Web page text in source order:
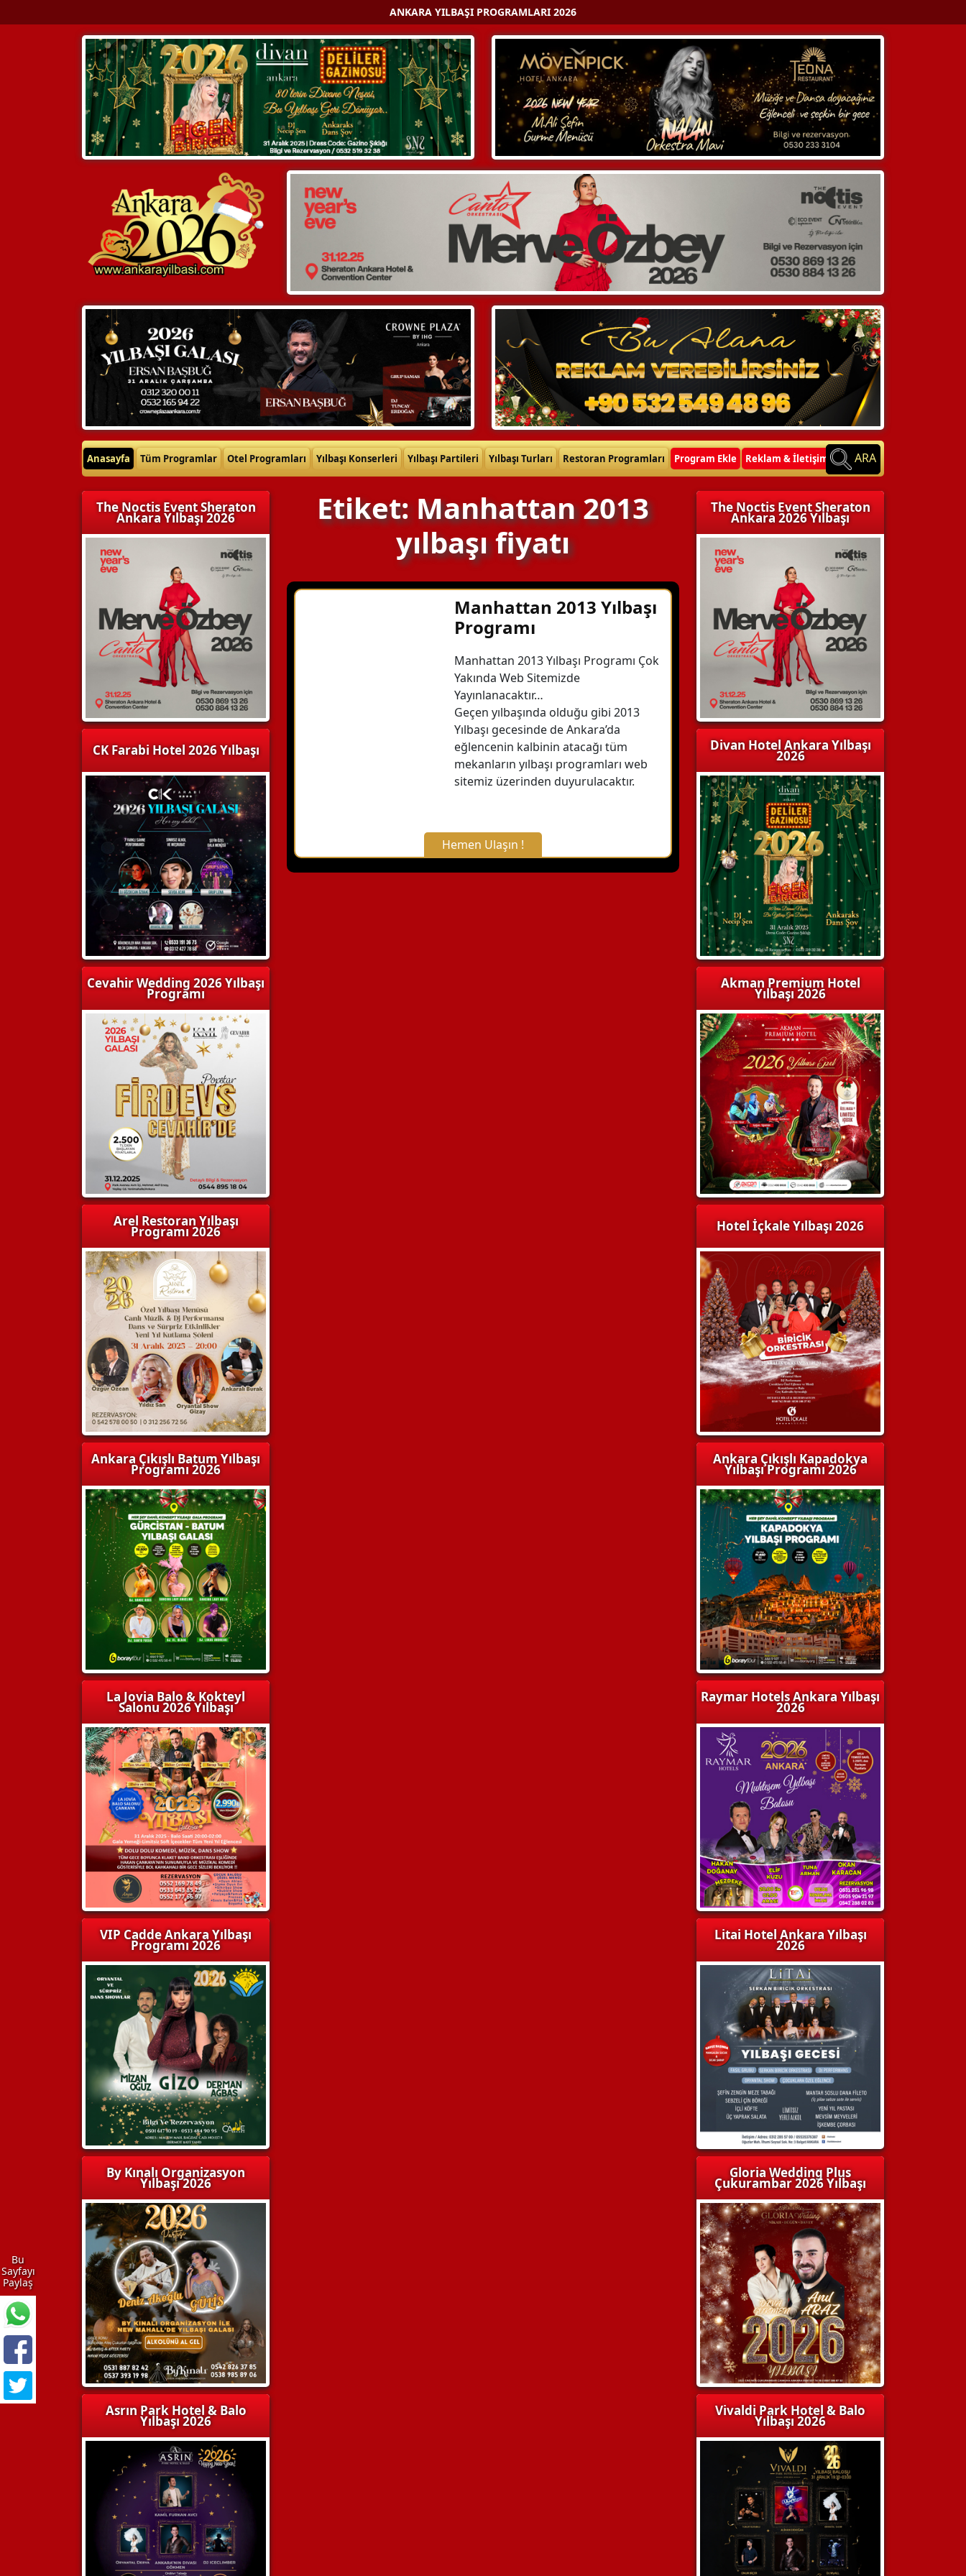
ANKARA YILBAŞI PROGRAMLARI 2026
Anasayfa Tüm Programlar Otel Programları Yılbaşı Konserleri Yılbaşı Partileri Yılbaşı Turları Restoran Programları Program Ekle Reklam & İletişim ARA
The Noctis Event Sheraton
Ankara Yılbaşı 2026
CK Farabi Hotel 2026 Yılbaşı
Cevahir Wedding 2026 Yılbaşı
Programı
Arel Restoran Yılbaşı
Programı 2026
Ankara Çıkışlı Batum Yılbaşı
Programı 2026
La Jovia Balo & Kokteyl
Salonu 2026 Yılbaşı
VIP Cadde Ankara Yılbaşı
Programı 2026
By Kınalı Organizasyon
Yılbaşı 2026
Asrın Park Hotel & Balo
Yılbaşı 2026
Etiket: Manhattan 2013
yılbaşı fiyatı
Manhattan 2013 Yılbaşı
Programı
Manhattan 2013 Yılbaşı Programı Çok
Yakında Web Sitemizde
Yayınlanacaktır…
Geçen yılbaşında olduğu gibi 2013
Yılbaşı gecesinde de Ankara’da
eğlencenin kalbinin atacağı tüm
mekanların yılbaşı programları web
sitemiz üzerinden duyurulacaktır.
Hemen Ulaşın !
X Kapat
The Noctis Event Sheraton
Ankara 2026 Yılbaşı
Divan Hotel Ankara Yılbaşı
2026
Akman Premium Hotel
Yılbaşı 2026
Hotel İçkale Yılbaşı 2026
Ankara Çıkışlı Kapadokya
Yılbaşı Programı 2026
Raymar Hotels Ankara Yılbaşı
2026
Litai Hotel Ankara Yılbaşı
2026
Gloria Wedding Plus
Çukurambar 2026 Yılbaşı
Vivaldi Park Hotel & Balo
Yılbaşı 2026
Bu
Sayfayı
Paylaş